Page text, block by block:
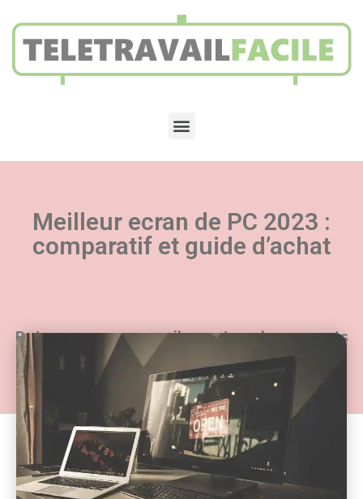
Meilleur ecran de PC 2023 :
comparatif et guide d’achat
Retrouvez nos conseils sur tous les aspects
du télétravail :